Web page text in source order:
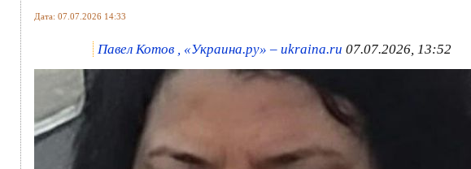
Дата: 07.07.2026 14:33
Павел Котов , «Украина.ру» – ukraina.ru 07.07.2026, 13:52